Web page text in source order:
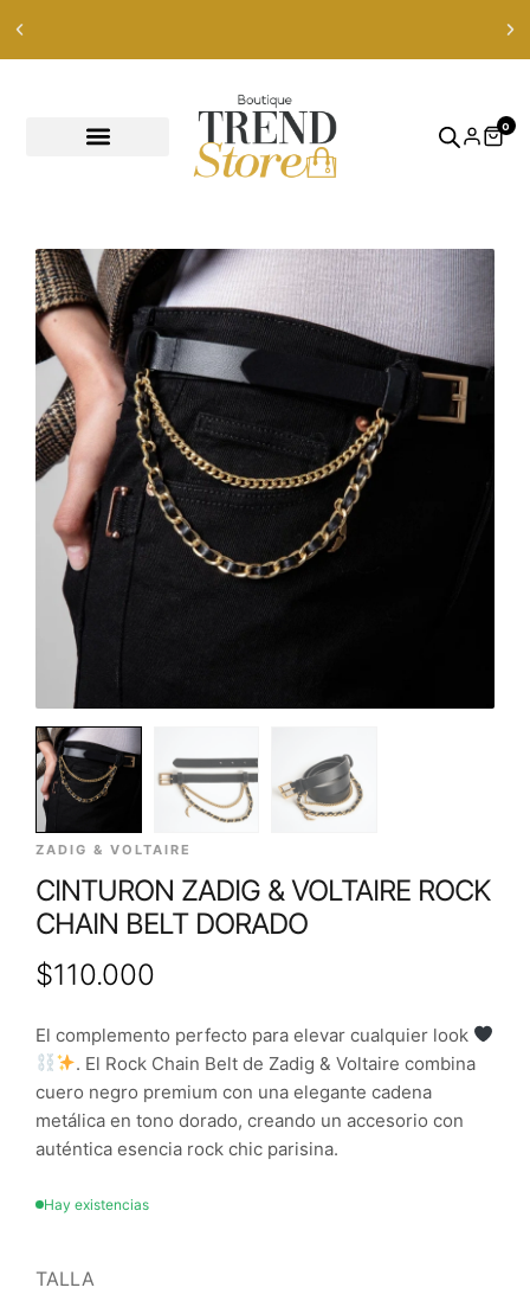
ver productos
0
ZADIG & VOLTAIRE
CINTURON ZADIG & VOLTAIRE ROCK
CHAIN BELT DORADO
$110.000
El complemento perfecto para elevar cualquier look
. El Rock Chain Belt de Zadig & Voltaire combina
cuero negro premium con una elegante cadena
metálica en tono dorado, creando un accesorio con
auténtica esencia rock chic parisina.
Hay existencias
TALLA